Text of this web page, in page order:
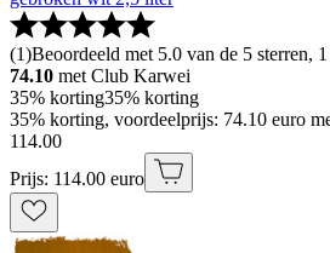
(1)Beoordeeld met 5.0 van de 5 sterren,
74.10 met Club Karwei
35% korting35% korting
35% korting, voordeelprijs: 74.10 euro
114.00
Prijs: 114.00 euro